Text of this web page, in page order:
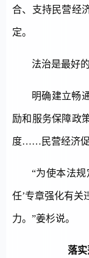
合、支持民营经
定。
法治是最好
明确建立畅
励和服务保障政
度……民营经济促
“为使本法
任’专章强化有关
力。”姜杉说。
落